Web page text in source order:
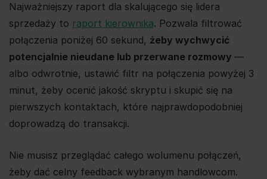
Najważniejszy raport dla skalującego się lidera
sprzedaży to raport kierownika. Pozwala filtrować
połączenia poniżej 60 sekund, żeby wychwycić
potencjalnie nieudane lub przerwane rozmowy —
albo odwrotnie, ustawić filtr na połączenia powyżej 3
minut, żeby ocenić jakość skryptu i skupić się na
pierwszych kontaktach, które najprawdopodobniej
doprowadzą do transakcji.
Nie musisz przeglądać całego wolumenu połączeń,
żeby dać celny feedback wybranym handlowcom.